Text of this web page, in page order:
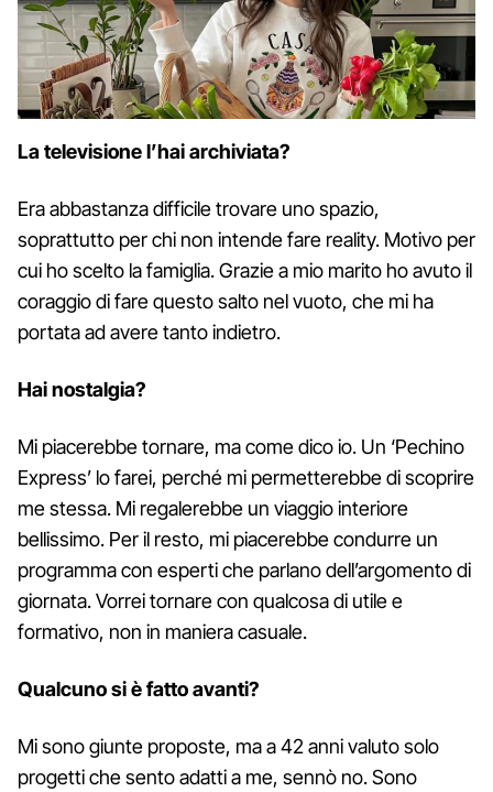
La televisione l’hai archiviata?
Era abbastanza difficile trovare uno spazio,
soprattutto per chi non intende fare reality. Motivo per
cui ho scelto la famiglia. Grazie a mio marito ho avuto il
coraggio di fare questo salto nel vuoto, che mi ha
portata ad avere tanto indietro.
Hai nostalgia?
Mi piacerebbe tornare, ma come dico io. Un ‘Pechino
Express’ lo farei, perché mi permetterebbe di scoprire
me stessa. Mi regalerebbe un viaggio interiore
bellissimo. Per il resto, mi piacerebbe condurre un
programma con esperti che parlano dell’argomento di
giornata. Vorrei tornare con qualcosa di utile e
formativo, non in maniera casuale.
Qualcuno si è fatto avanti?
Mi sono giunte proposte, ma a 42 anni valuto solo
progetti che sento adatti a me, sennò no. Sono